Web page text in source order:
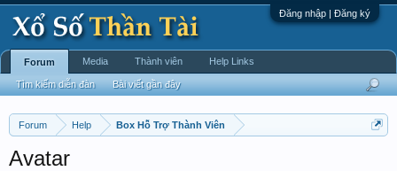
Đăng nhập | Đăng ký
Forum Help Box Hỗ Trợ Thành Viên
Avatar
Forum
Tìm kiếm diễn đàn Bài viết gần đây
Media Thành viên Help Links